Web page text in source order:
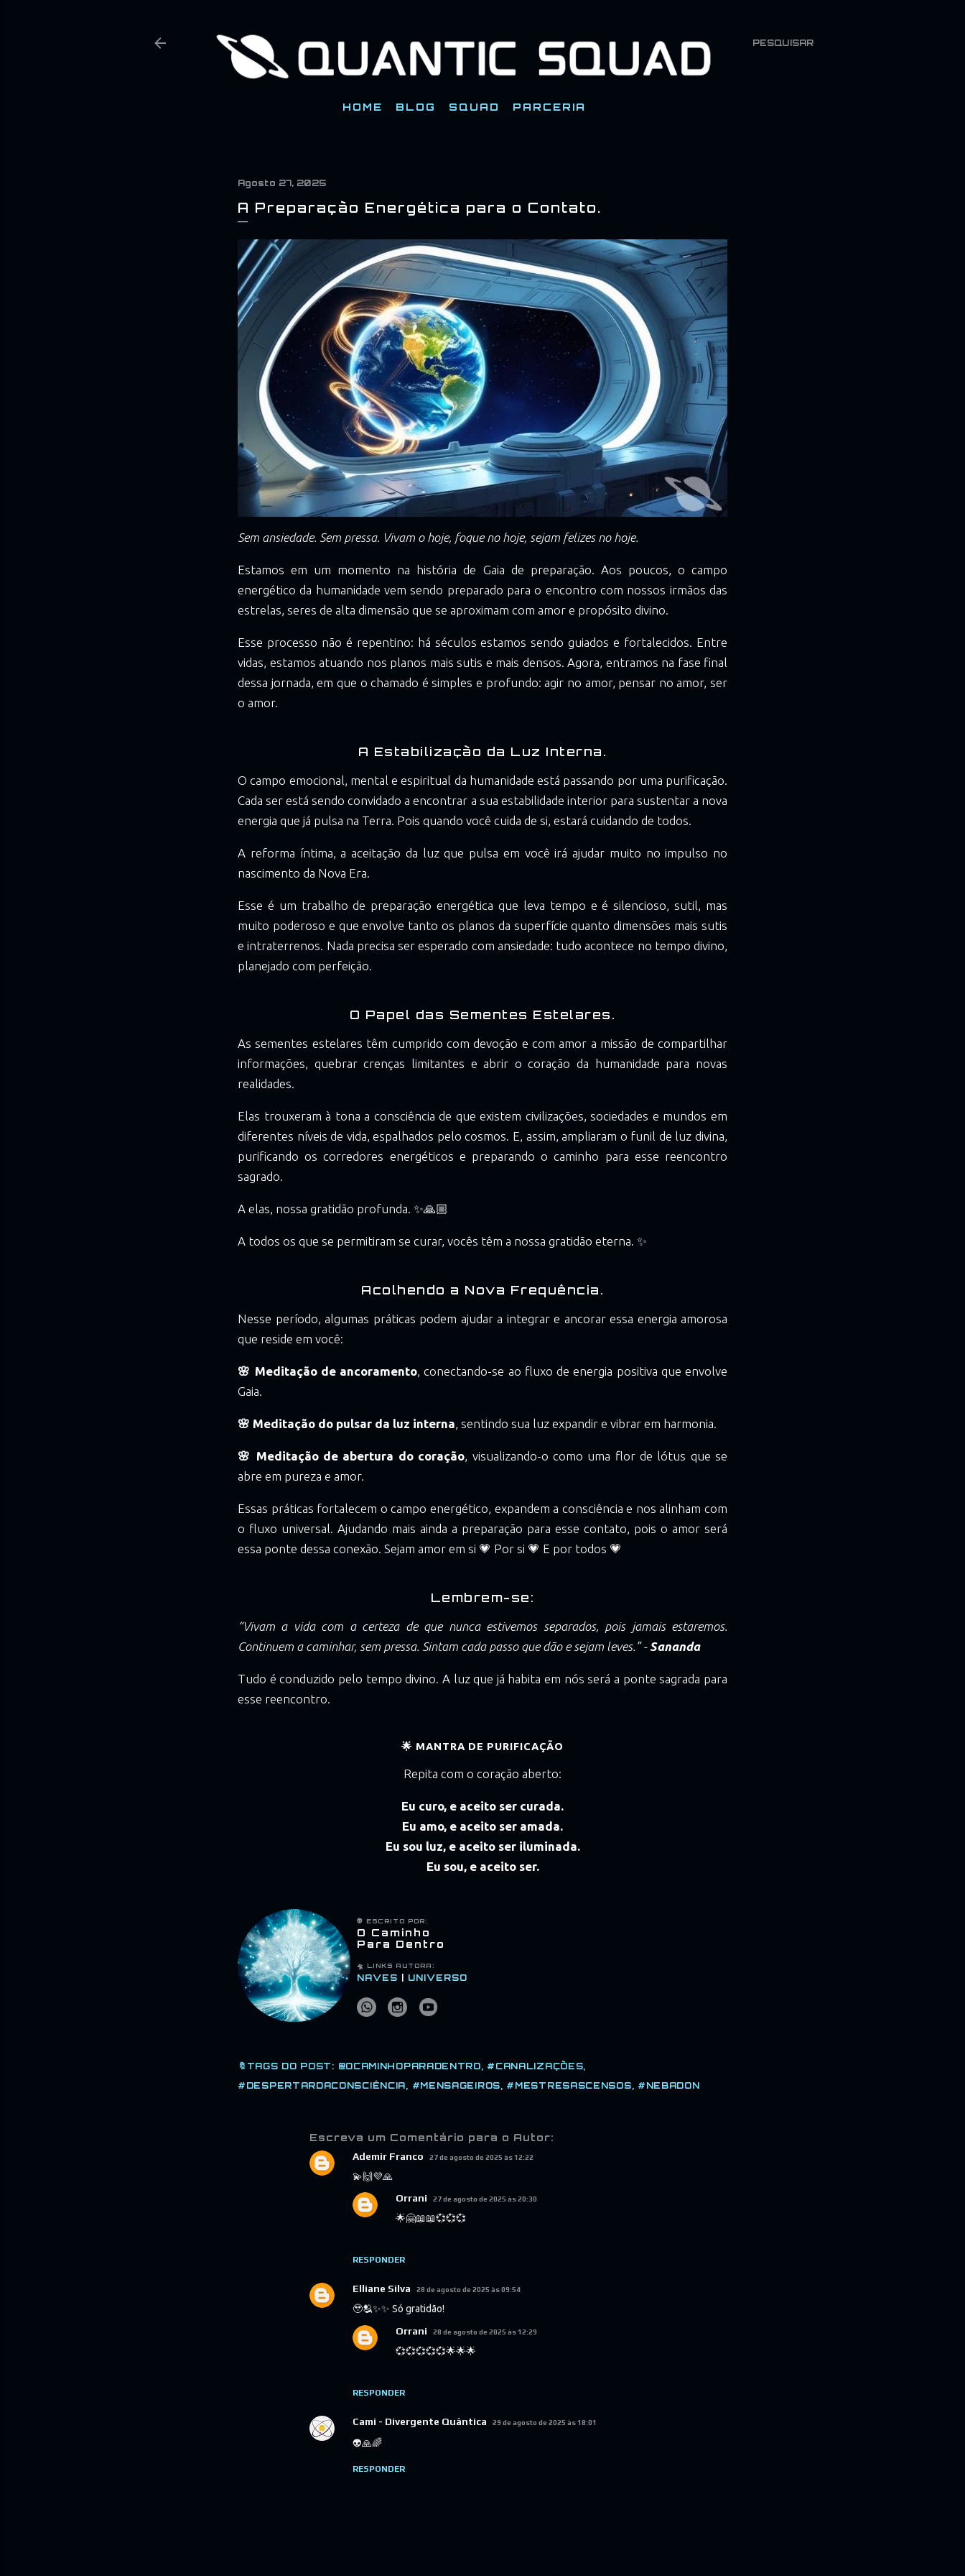
PESQUISAR
HOME BLOG SQUAD PARCERIA
Agosto 27, 2025
A Preparação Energética para o Contato.
Sem ansiedade. Sem pressa. Vivam o hoje, foque no hoje, sejam felizes no hoje.
Estamos em um momento na história de Gaia de preparação. Aos poucos, o campo
energético da humanidade vem sendo preparado para o encontro com nossos irmãos das
estrelas, seres de alta dimensão que se aproximam com amor e propósito divino.
Esse processo não é repentino: há séculos estamos sendo guiados e fortalecidos. Entre
vidas, estamos atuando nos planos mais sutis e mais densos. Agora, entramos na fase final
dessa jornada, em que o chamado é simples e profundo: agir no amor, pensar no amor, ser
o amor.
A Estabilização da Luz Interna.
O campo emocional, mental e espiritual da humanidade está passando por uma purificação.
Cada ser está sendo convidado a encontrar a sua estabilidade interior para sustentar a nova
energia que já pulsa na Terra. Pois quando você cuida de si, estará cuidando de todos.
A reforma íntima, a aceitação da luz que pulsa em você irá ajudar muito no impulso no
nascimento da Nova Era.
Esse é um trabalho de preparação energética que leva tempo e é silencioso, sutil, mas
muito poderoso e que envolve tanto os planos da superfície quanto dimensões mais sutis
e intraterrenos. Nada precisa ser esperado com ansiedade: tudo acontece no tempo divino,
planejado com perfeição.
O Papel das Sementes Estelares.
As sementes estelares têm cumprido com devoção e com amor a missão de compartilhar
informações, quebrar crenças limitantes e abrir o coração da humanidade para novas
realidades.
Elas trouxeram à tona a consciência de que existem civilizações, sociedades e mundos em
diferentes níveis de vida, espalhados pelo cosmos. E, assim, ampliaram o funil de luz divina,
purificando os corredores energéticos e preparando o caminho para esse reencontro
sagrado.
A elas, nossa gratidão profunda. ✨🙏🏼
A todos os que se permitiram se curar, vocês têm a nossa gratidão eterna. ✨
Acolhendo a Nova Frequência.
Nesse período, algumas práticas podem ajudar a integrar e ancorar essa energia amorosa
que reside em você:
🌸 Meditação de ancoramento , conectando-se ao fluxo de energia positiva que envolve
Gaia.
🌸 Meditação do pulsar da luz interna , sentindo sua luz expandir e vibrar em harmonia.
🌸 Meditação de abertura do coração , visualizando-o como uma flor de lótus que se
abre em pureza e amor.
Essas práticas fortalecem o campo energético, expandem a consciência e nos alinham com
o fluxo universal. Ajudando mais ainda a preparação para esse contato, pois o amor será
essa ponte dessa conexão. Sejam amor em si 💗 Por si 💗 E por todos 💗
Lembrem-se:
“Vivam a vida com a certeza de que nunca estivemos separados, pois jamais estaremos.
Continuem a caminhar, sem pressa. Sintam cada passo que dão e sejam leves.” - Sananda
Tudo é conduzido pelo tempo divino. A luz que já habita em nós será a ponte sagrada para
esse reencontro.
🌟 MANTRA DE PURIFICAÇÃO
Repita com o coração aberto:
Eu curo, e aceito ser curada.
Eu amo, e aceito ser amada.
Eu sou luz, e aceito ser iluminada.
Eu sou, e aceito ser.
👽 ESCRITO POR:
O Caminho
Para Dentro
🛸 LINKS AUTORA:
NAVES UNIVERSO
🔖TAGS DO POST: @OCAMINHOPARADENTRO
#CANALIZAÇÕES
#DESPERTARDACONSCIÊNCIA
#MENSAGEIROS #MESTRESASCENSOS #NEBADON
Escreva um Comentário para o Autor:
Ademir Franco 27 de agosto de 2025 às 12:22
💫🙌💜🙏
RESPONDER
Orrani 27 de agosto de 2025 às 20:30
🌟🤗📖📖💞💞💞
Elliane Silva 28 de agosto de 2025 às 09:54
🥹🫂✨✨ Só gratidão!
RESPONDER
Orrani 28 de agosto de 2025 às 12:29
💞💞💞💞💞🌟🌟🌟
Cami - Divergente Quântica 29 de agosto de 2025 às 18:01
👽🙏🌈
RESPONDER